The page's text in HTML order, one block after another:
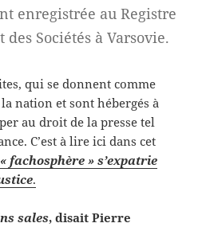
enregistrée au Registre
des Sociétés à Varsovie.
qui se donnent comme
nation et sont hébergés à
au droit de la presse tel
C’est à lire ici dans cet
fachosphère » s’expatrie
.
sales, disait Pierre